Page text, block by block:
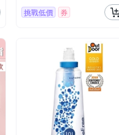
挑戰低價 券